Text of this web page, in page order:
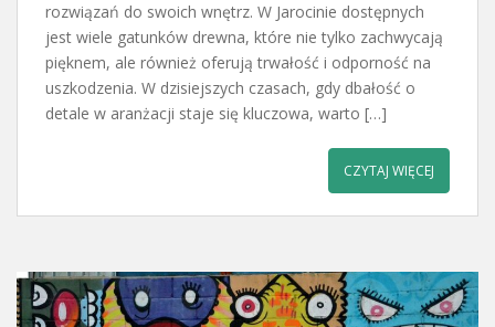
rozwiązań do swoich wnętrz. W Jarocinie dostępnych
jest wiele gatunków drewna, które nie tylko zachwycają
pięknem, ale również oferują trwałość i odporność na
uszkodzenia. W dzisiejszych czasach, gdy dbałość o
detale w aranżacji staje się kluczowa, warto […]
CZYTAJ WIĘCEJ